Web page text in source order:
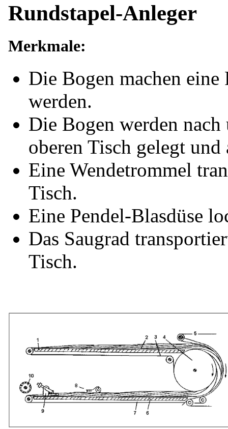
Rundstapel-Anleger
Merkmale:
Die Bogen machen
werden.
Die Bogen werden
oberen Tisch gelegt und
Eine Wendetrommel
Tisch.
Eine Pendel-Blasdüse
Das Saugrad
Tisch.